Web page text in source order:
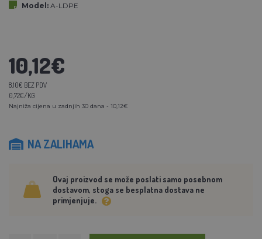
Model: A-LDPE
10,12€
8,10€ BEZ PDV
0,72€/KG
Najniža cijena u zadnjih 30 dana - 10,12€
NA ZALIHAMA
Ovaj proizvod se može poslati samo posebnom
dostavom, stoga se besplatna dostava ne
primjenjuje.